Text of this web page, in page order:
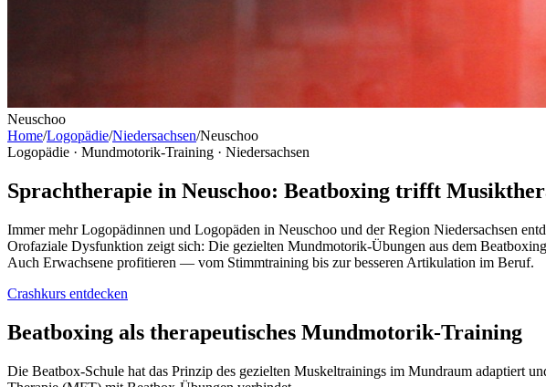
Neuschoo
Home/Logopädie/Niedersachsen/Neuschoo
Logopädie · Mundmotorik-Training · Niedersachsen
Sprachtherapie in Neuschoo: Beatboxing trifft
Immer mehr Logopädinnen und Logopäden in Neuschoo und der Region Niedersachsen
Orofaziale Dysfunktion zeigt sich: Die gezielten Mundmotorik-Übungen aus dem
Auch Erwachsene profitieren — vom Stimmtraining bis zur besseren Artikulation im Beruf.
Crashkurs entdecken
Beatboxing als therapeutisches Mundmotorik-Training
Die Beatbox-Schule hat das Prinzip des gezielten Muskeltrainings im Mundraum adaptiert